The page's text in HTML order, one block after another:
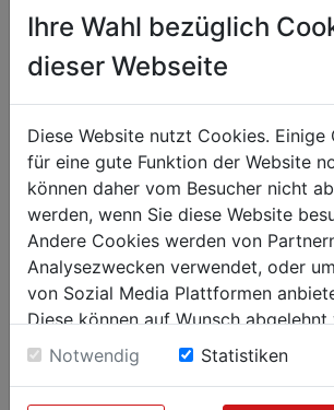
€ 91,50
exkl. MwSt. (€ 109,80 inkl. MwSt.) zzgl.
^
IN DEN WARENKORB
Infrarotwärme mit Flexibilität –
Pendelhubsystem für ein bedarfsgerechtes
Speisen.
Ihre Wahl bezüglich
dieser Webseite
Diese Website nutzt Cookies. Einige
für eine gute Funktion der Website
können daher vom Besucher nicht
werden, wenn Sie diese Website
Andere Cookies werden von
Analysezwecken verwendet, oder
von Sozial Media Plattformen
Diese können auf Wunsch
sie unsere Webseite weiter nutzen,
Einwilligung zu unseren Cookies.
Notwendig Statistiken